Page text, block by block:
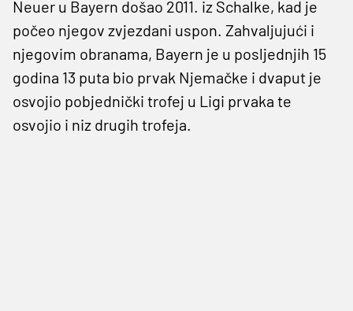
Neuer u Bayern došao 2011. iz Schalke, kad je
počeo njegov zvjezdani uspon. Zahvaljujući i
njegovim obranama, Bayern je u posljednjih 15
godina 13 puta bio prvak Njemačke i dvaput je
osvojio pobjednički trofej u Ligi prvaka te
osvojio i niz drugih trofeja.